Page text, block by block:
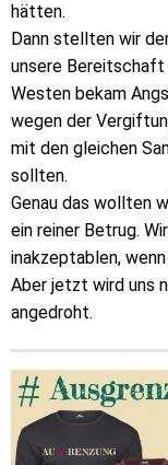
hätten.
Dann stellten wir
unsere Bereitschaft
Westen bekam
wegen der
mit den gleichen
sollten.
Genau das wollten
ein reiner Betrug.
inakzeptablen,
Aber jetzt wird uns
angedroht.